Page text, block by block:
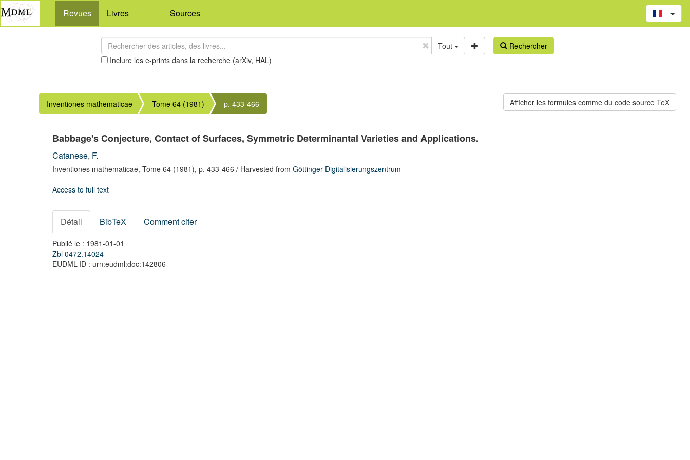
Revues Livres Sources
Tout
Inclure les e-prints dans la recherche (arXiv, HAL)
Rechercher
Inventiones mathematicae Tome 64 (1981) p. 433-466
Babbage's Conjecture, Contact of Surfaces, Symmetric Determinantal Varieties and Applications.
Catanese, F.
Inventiones mathematicae, Tome 64 (1981), p. 433-466 / Harvested from Göttinger Digitalisierungszentrum
Access to full text
Détail BibTeX Comment citer
Publié le : 1981-01-01
Zbl 0472.14024
EUDML-ID : urn:eudml:doc:142806